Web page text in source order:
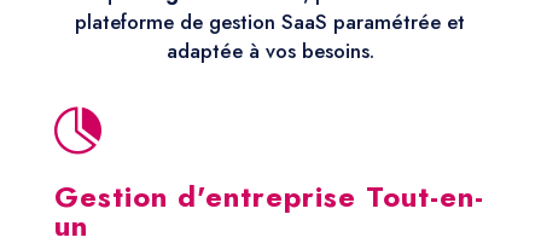
plateforme de gestion SaaS paramétrée et
adaptée à vos besoins.

Gestion d'entreprise Tout-en-
un